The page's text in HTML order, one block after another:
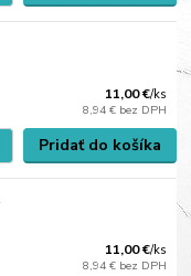
11,00 €/ks
8,94 € bez DPH
Pridať do košíka
11,00 €/ks
8,94 € bez DPH